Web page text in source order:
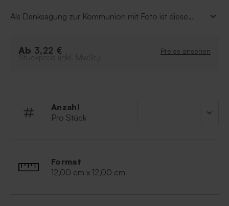
Als Danksagung zur Kommunion mit Foto ist diese
Kollektion.
Ab 3,22 € Preise ansehen
Anzahl
Pro Stück
Format
12,00 cm x 12,00 cm